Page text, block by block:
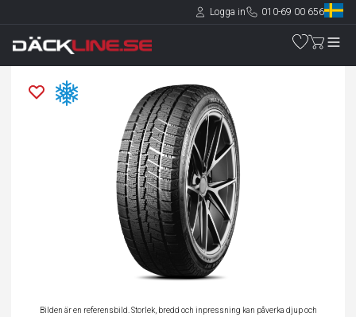
Logga in 010-69 00 656
Bilden är en referensbild. Storlek, bredd och inpressning kan påverka djup och